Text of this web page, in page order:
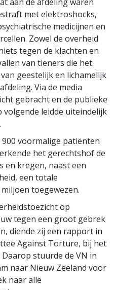
met elektroshocks,
medicijnen en
Zowel de overheid
tegen de klachten en
van tieners die het
geestelijk en lichamelijk
Via de media
gebracht en de publieke
leidde uiteindelijk
900 voormalige patiënten
het gerechtshof de
en kregen, naast een
een totale
toegewezen.
op
tegen een groot gebrek
diende zij een rapport in
Against Torture, bij het
stuurde de VN in
naar Nieuw Zeeland voor
naar alle